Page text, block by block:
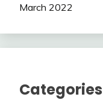
March 2022
Categories